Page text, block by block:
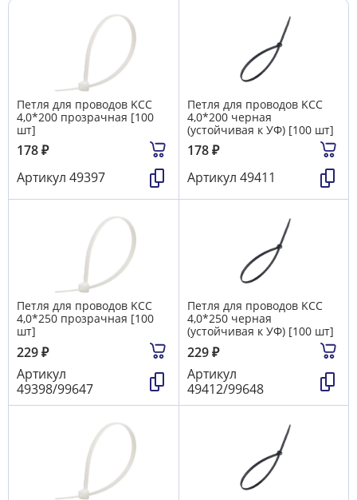
Петля для проводов KCC
4,0*200 прозрачная [100
шт]
178₽
Артикул 49397
Петля для проводов KCC
4,0*200 черная
(устойчивая к УФ) [100 шт]
178₽
Артикул 49411
Петля для проводов KCC
4,0*250 прозрачная [100
шт]
229₽
Артикул
49398/99647
Петля для проводов KCC
4,0*250 черная
(устойчивая к УФ) [100 шт]
229₽
Артикул
49412/99648